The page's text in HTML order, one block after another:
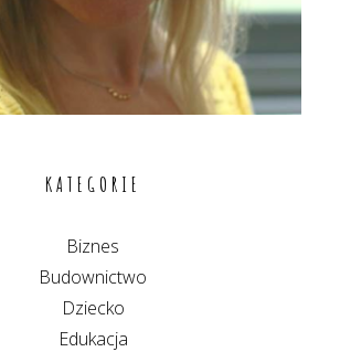
KATEGORIE
Biznes
Budownictwo
Dziecko
Edukacja